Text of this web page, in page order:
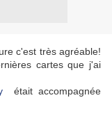
c'est très agréable!
cartes que j'ai
était accompagnée